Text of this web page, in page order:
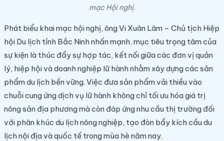
mạc Hội nghị.
Phát biểu khai mạc hội nghị, ông Vi Xuân Lâm – Chủ tịch Hiệp
hội Du lịch tỉnh Bắc Ninh nhấn mạnh, mục tiêu trọng tâm của
sự kiện là thúc đẩy sự hợp tác, kết nối giữa các đơn vị quản
lý, hiệp hội và doanh nghiệp lữ hành nhằm xây dựng các sản
phẩm du lịch bền vững. Việc đưa sản phẩm vải thiều vào
chuỗi cung ứng dịch vụ lữ hành không chỉ tối ưu hóa giá trị
nông sản địa phương mà còn đáp ứng nhu cầu thị trường đối
với phân khúc du lịch nông nghiệp, tạo đòn bẩy kích cầu du
lịch nội địa và quốc tế trong mùa hè năm nay.